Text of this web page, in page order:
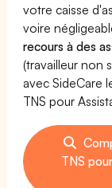
votre caisse
voire
recours à des
(travailleur non
avec SideCare
TNS pour
TNS